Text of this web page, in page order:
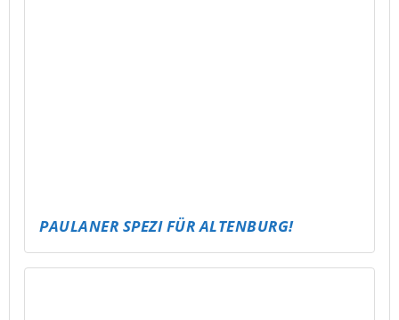
PAULANER SPEZI FÜR ALTENBURG!